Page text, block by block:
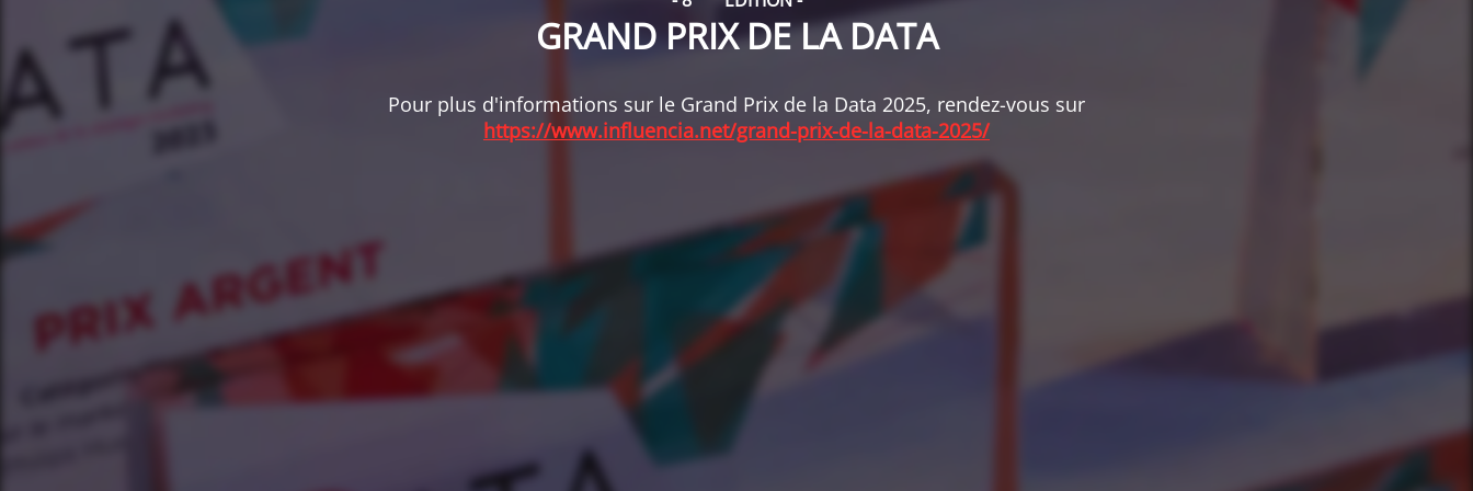
GRAND PRIX DE LA DATA
Pour plus d'informations sur le Grand Prix de la Data 2025, rendez-vous sur
https://www.influencia.net/grand-prix-de-la-data-2025/